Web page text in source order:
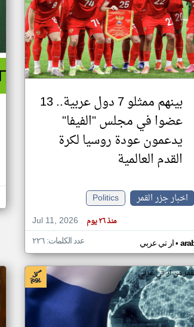
بينهم ممثلو 7 دول عربية.. 13
عضوا في مجلس "الفيفا"
يدعمون عودة روسيا لكرة
القدم العالمية
اخبار جزر القمر
Politics
Jul 11, 2026
منذ ٢٦ يوم
ار تي عربي• عدد الكلمات: ٢٢٦
من ار تي عربي